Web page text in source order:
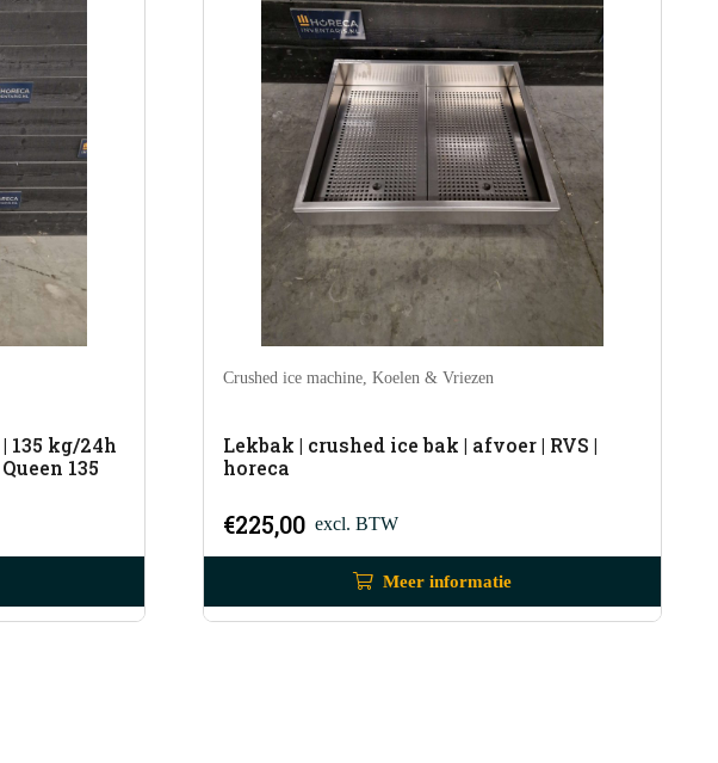
135 kg/24h
135
Crushed ice machine ,Koelen & Vriezen
Lekbak | crushed ice bak | afvoer | RVS |
horeca
€225,00 excl. BTW
Meer informatie